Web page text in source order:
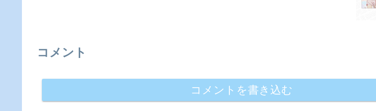
コメント
コメントを書き込む